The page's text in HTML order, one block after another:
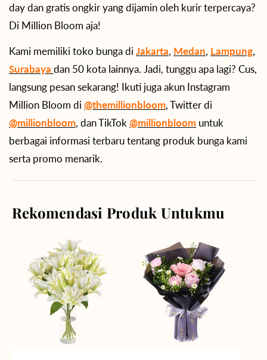
day dan gratis ongkir yang dijamin oleh kurir terpercaya?
Di Million Bloom aja!
Kami memiliki toko bunga di Jakarta, Medan, Lampung,
Surabaya dan 50 kota lainnya. Jadi, tunggu apa lagi? Cus,
langsung pesan sekarang! Ikuti juga akun Instagram
Million Bloom di @themillionbloom, Twitter di
@millionbloom, dan TikTok @millionbloom untuk
berbagai informasi terbaru tentang produk bunga kami
serta promo menarik.
Rekomendasi Produk Untukmu
Delight